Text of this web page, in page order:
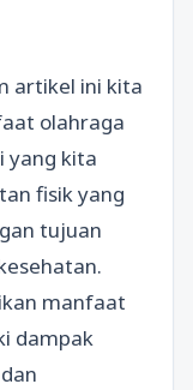
artikel ini kita
olahraga
yang kita
fisik yang
tujuan
manfaat
dampak